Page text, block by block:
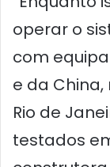
operar o
com
e da
Rio de
testados